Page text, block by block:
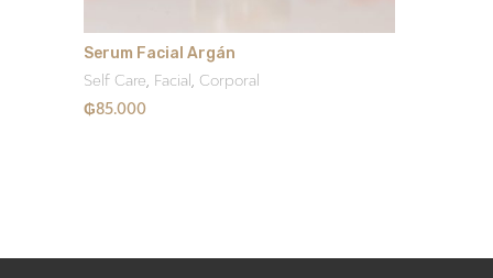
Serum Facial Argán
Self Care, Facial , Corporal
₲85.000